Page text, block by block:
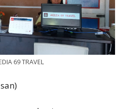
69 TRAVEL